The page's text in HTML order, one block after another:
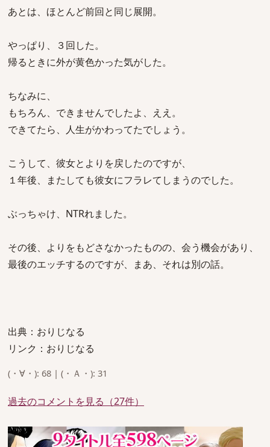
あとは、ほとんど前回と同じ展開。
やっぱり、３回した。
帰るときに外が黄色かった気がした。
ちなみに、
もちろん、できませんでしたよ、ええ。
できてたら、人生がかわってたでしょう。
こうして、彼女とよりを戻したのですが、
１年後、またしても彼女にフラレてしまうのでした。
ぶっちゃけ、NTRれました。
その後、よりをもどさなかったものの、会う機会があり、
最後のエッチするのですが、まあ、それは別の話。
出典：おりじなる
リンク：おりじなる
(・∀・): 68 | (・Ａ・): 31
過去のコメントを見る（27件）